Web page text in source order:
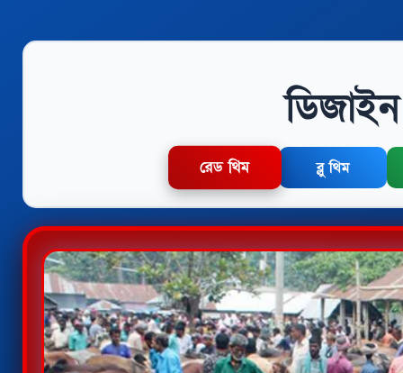
রেড থিম ব্লু থিম